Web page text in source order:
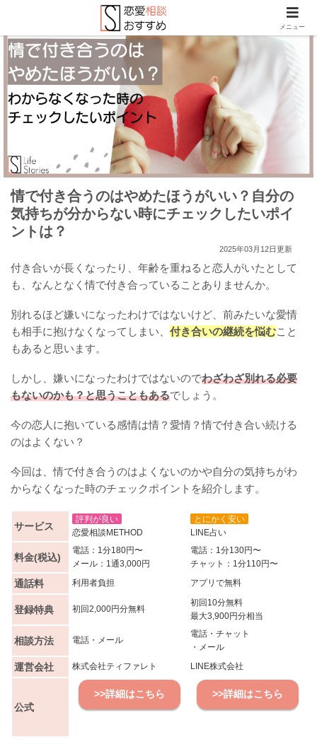
情で付き合うのはやめたほうがいい？自分の
気持ちが分からない時にチェックしたいポイ
ントは？
2025年03月12日更新
付き合いが長くなったり、年齢を重ねると恋人がいたとして
も、なんとなく情で付き合っていることありませんか。
別れるほど嫌いになったわけではないけど、前みたいな愛情
も相手に抱けなくなってしまい、 付き合いの継続を悩むこと
もあると思います。
しかし、嫌いになったわけではないのでわざわざ別れる必要
もないのかも？と思うこともあるでしょう。
今の恋人に抱いている感情は情？愛情？情で付き合い続ける
のはよくない？
今回は、情で付き合うのはよくないのかや自分の気持ちがわ
からなくなった時のチェックポイントを紹介します。
サービス
評判が良い
恋愛相談METHOD
とにかく安い
LINE占い
料金(税込)
電話：1分180円〜
メール：1通3,000円
電話：1分130円〜
チャット：1分110円〜
通話料 利用者負担 アプリで無料
登録特典 初回2,000円分無料
初回10分無料
最大3,900円分相当
相談方法 電話・メール
電話・チャット
・メール
運営会社 株式会社ティファレト LINE株式会社
公式
>>詳細はこちら >>詳細はこちら
メニュー